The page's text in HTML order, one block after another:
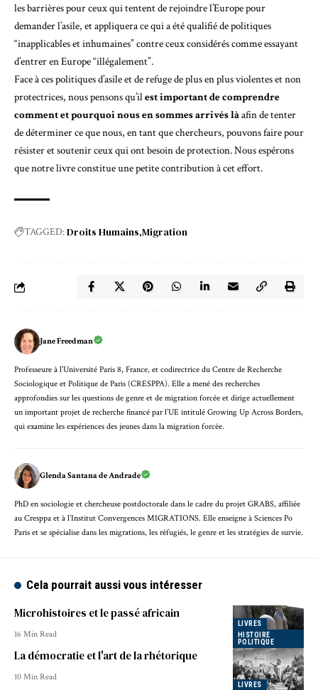
les barrières pour ceux qui tentent de rejoindre l’Europe pour
demander l’asile, et appliquera ce qui a été qualifié de politiques
“inapplicables et inhumaines”contre ceux considérés comme essayant
d’entrer en Europe “illégalement”.
Face à ces politiques d’asile et de refuge de plus en plus violentes et non
protectrices, nous pensons qu’ilest important de comprendre
comment et pourquoi nous en sommes arrivés làafin de tenter
de déterminer ce que nous, en tant que chercheurs, pouvons faire pour
résister et soutenir ceux qui ont besoin de protection. Nous espérons
que notre livre constitue une petite contribution à cet effort.
TAGGED:Droits Humains Migration
Jane Freedman
Professeure à l’Université Paris 8, France, et codirectrice du Centre de Recherche
Sociologique et Politique de Paris (CRESPPA). Elle a mené des recherches
approfondies sur les questions de genre et de migration forcée et dirige actuellement
un important projet de recherche financé par l’UE intitulé Growing Up Across Borders,
qui examine les expériences des jeunes dans la migration forcée.
Glenda Santana de Andrade
PhD en sociologie et chercheuse postdoctorale dans le cadre du projet GRABS, affiliée
au Cresppa et à l’Institut Convergences MIGRATIONS. Elle enseigne à Sciences Po
Paris et se spécialise dans les migrations, les réfugiés, le genre et les stratégies de survie.
Cela pourrait aussi vous intéresser
LIVRES
HISTOIRE
POLITIQUE
Microhistoires et le passé africain
16 Min Read
LIVRES
La démocratie et l'art de la rhétorique
10 Min Read